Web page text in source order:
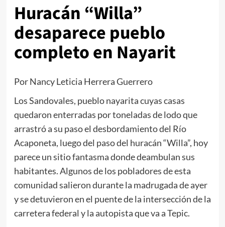
Huracán “Willa”
desaparece pueblo
completo en Nayarit
Por Nancy Leticia Herrera Guerrero
Los Sandovales, pueblo nayarita cuyas casas
quedaron enterradas por toneladas de lodo que
arrastró a su paso el desbordamiento del Río
Acaponeta, luego del paso del huracán “Willa”, hoy
parece un sitio fantasma donde deambulan sus
habitantes. Algunos de los pobladores de esta
comunidad salieron durante la madrugada de ayer
y se detuvieron en el puente de la intersección de la
carretera federal y la autopista que va a Tepic.